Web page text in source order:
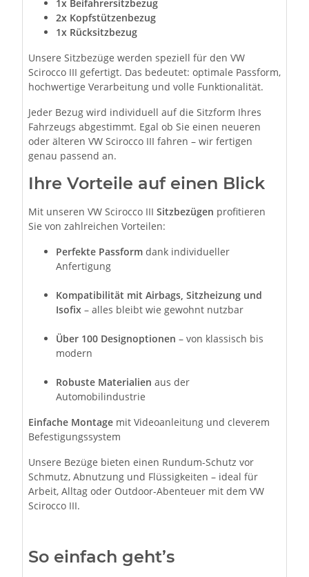
1x Beifahrersitzbezug
2x Kopfstützenbezug
1x Rücksitzbezug
Unsere Sitzbezüge werden speziell für den VW
Scirocco III gefertigt. Das bedeutet: optimale Passform,
hochwertige Verarbeitung und volle Funktionalität.
Jeder Bezug wird individuell auf die Sitzform Ihres
Fahrzeugs abgestimmt. Egal ob Sie einen neueren
oder älteren VW Scirocco III fahren – wir fertigen
genau passend an.
Ihre Vorteile auf einen Blick
Mit unseren VW Scirocco III Sitzbezügen profitieren
Sie von zahlreichen Vorteilen:
Perfekte Passform dank individueller
Anfertigung
Kompatibilität mit Airbags, Sitzheizung und
Isofix – alles bleibt wie gewohnt nutzbar
Über 100 Designoptionen – von klassisch bis
modern
Robuste Materialien aus der
Automobilindustrie
Einfache Montage mit Videoanleitung und cleverem
Befestigungssystem
Unsere Bezüge bieten einen Rundum-Schutz vor
Schmutz, Abnutzung und Flüssigkeiten – ideal für
Arbeit, Alltag oder Outdoor-Abenteuer mit dem VW
Scirocco III.
So einfach geht’s